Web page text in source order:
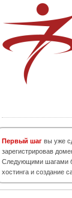
Первый шаг вы уже
зарегистрировав
Следующими шагами
хостинга и создание